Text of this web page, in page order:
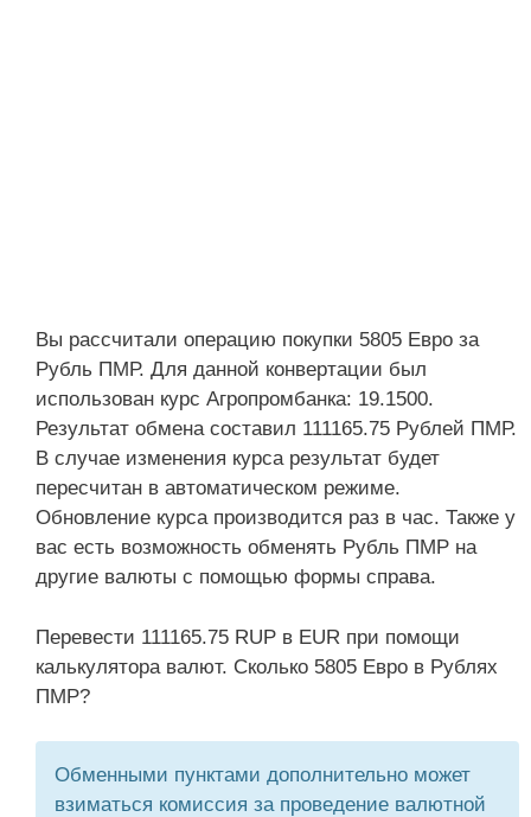
Вы рассчитали операцию покупки 5805 Евро за
Рубль ПМР. Для данной конвертации был
использован курс Агропромбанка: 19.1500.
Результат обмена составил 111165.75 Рублей ПМР.
В случае изменения курса результат будет
пересчитан в автоматическом режиме.
Обновление курса производится раз в час. Также у
вас есть возможность обменять Рубль ПМР на
другие валюты с помощью формы справа.
Перевести 111165.75 RUP в EUR при помощи
калькулятора валют. Сколько 5805 Евро в Рублях
ПМР?
Обменными пунктами дополнительно может
взиматься комиссия за проведение валютной